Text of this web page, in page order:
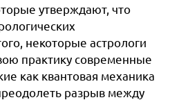
утверждают, что
некоторые астрологи
практику современные
как квантовая механика
разрыв между